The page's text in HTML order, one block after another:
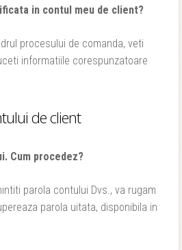
in contul meu de client?
procesului de comanda, veti
informatiile corespunzatoare
de client
Cum procedez?
parola contului Dvs., va rugam
parola uitata, disponibila in